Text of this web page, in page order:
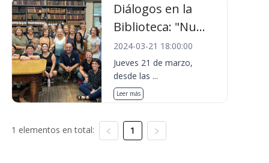
Diálogos en la
Biblioteca: "Nu...
2024-03-21 18:00:00
Jueves 21 de marzo,
desde las ...
Leer más
1 elementos en total: 1